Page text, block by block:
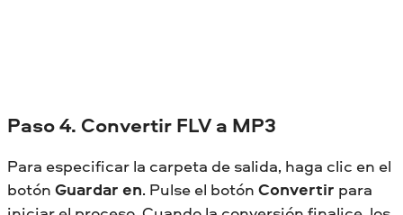
Paso 4. Convertir FLV a MP3
Para especificar la carpeta de salida, haga clic en el
botón Guardar en. Pulse el botón Convertir para